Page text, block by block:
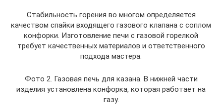
Стабильность горения во многом определяется
качеством спайки входящего газового клапана с соплом
конфорки. Изготовление печи с газовой горелкой
требует качественных материалов и ответственного
подхода мастера.
Фото 2. Газовая печь для казана. В нижней части
изделия установлена конфорка, которая работает на
газу.